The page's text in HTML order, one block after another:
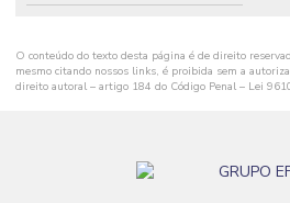
Serviço de pintura epóxi
Serviço de reforma e ampliação
Serviços de construção civil e reformas
O conteúdo do texto desta página é de direito
mesmo citando nossos links, é proibida sem a
direito autoral – artigo 184 do Código Penal – Lei